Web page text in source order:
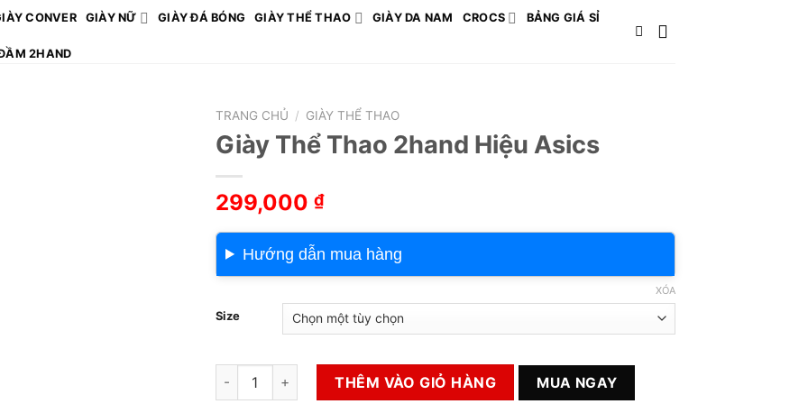
CONVER GIÀY NỮ GIÀY ĐÁ BÓNG GIÀY THỂ THAO GIÀY DA NAM CROCS BẢNG GIÁ SỈ
2HAND
TRANG CHỦ / GIÀY THỂ THAO
Giày Thể Thao 2hand Hiệu Asics
299,000 ₫
Hướng dẫn mua hàng
Size
XÓA
Giày Thể Thao 2hand Hiệu Asics số lượng
THÊM VÀO GIỎ HÀNG MUA NGAY